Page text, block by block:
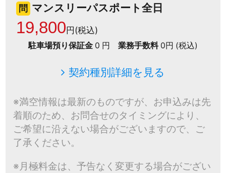
問 マンスリーパスポート全日
19,800円(税込)
駐車場預り保証金 0 円 業務手数料 0円 (税込)
契約種別詳細を見る
※満空情報は最新のものですが、お申込みは先
着順のため、お問合せのタイミングにより、
ご希望に沿えない場合がございますので、ご
了承ください。
※月極料金は、予告なく変更する場合がござい